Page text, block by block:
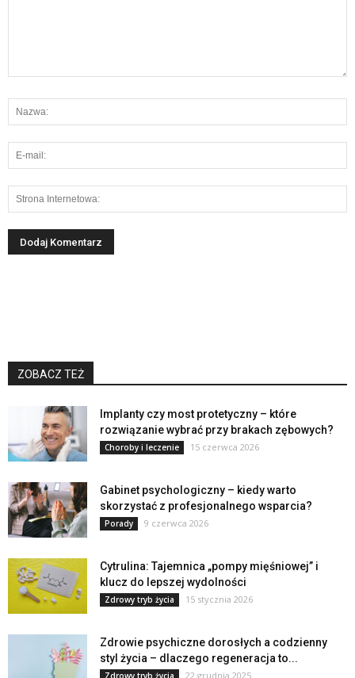
ZOBACZ TEŻ
Implanty czy most protetyczny – które
rozwiązanie wybrać przy brakach zębowych?
Choroby i leczenie 15 czerwca 2026
Gabinet psychologiczny – kiedy warto
skorzystać z profesjonalnego wsparcia?
Porady 9 czerwca 2026
Cytrulina: Tajemnica „pompy mięśniowej” i
klucz do lepszej wydolności
Zdrowy tryb życia 15 stycznia 2026
Zdrowie psychiczne dorosłych a codzienny
styl życia – dlaczego regeneracja to...
22 grudnia 2025